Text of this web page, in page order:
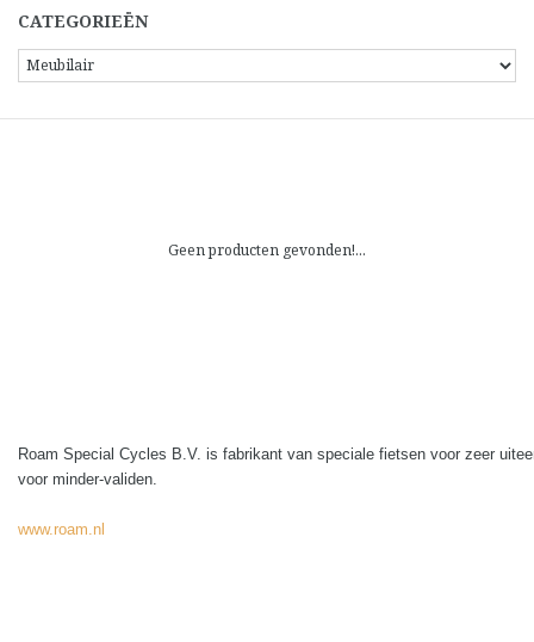
CATEGORIEËN
Geen producten gevonden!...
Roam Special Cycles B.V. is fabrikant van speciale fietsen voor zeer
voor minder-validen.
www.roam.nl